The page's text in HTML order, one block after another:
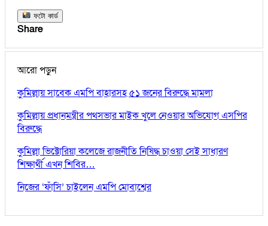
ফটো কার্ড
Share
আরো পড়ুন
কুমিল্লায় সাবেক এমপি বাহারসহ ৫১ জনের বিরুদ্ধে মামলা
কুমিল্লায় প্রধানমন্ত্রীর পথসভার মাইক খুলে নেওয়ার অভিযোগ এসপির
বিরুদ্ধে
কুমিল্লা ভিক্টোরিয়া কলেজে রাজনীতি নিষিদ্ধ চাওয়া সেই সাধারণ
শিক্ষার্থী এখন শিবির…
নিজের ‘ফাঁসি’ চাইলেন এমপি মোবাশ্বের